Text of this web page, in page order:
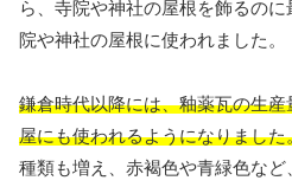
ら、寺院や神社の屋根を飾るの
院や神社の屋根に使われました。
鎌倉時代以降には、釉薬瓦の生
屋にも使われるようになりました
種類も増え、赤褐色や青緑色な